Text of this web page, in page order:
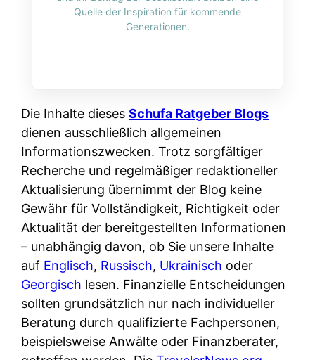
r
h
i
e
r
e
n
r
u
s
s
i
s
c
h
l
W
t
i
r
k
c
s
n
d
e
r
S
c
h
u
t
z
d
e
r
Quelle der Inspiration für kommende
Generationen.
Die Inhalte diesesSchufa Ratgeber Blogs
dienen ausschließlich allgemeinen
Informationszwecken. Trotz sorgfältiger
Recherche und regelmäßiger redaktioneller
Aktualisierung übernimmt der Blog keine
Gewähr für Vollständigkeit, Richtigkeit oder
Aktualität der bereitgestellten Informationen
– unabhängig davon, ob Sie unsere Inhalte
auf Englisch, Russisch, Ukrainisch oder
Georgisch lesen. Finanzielle Entscheidungen
sollten grundsätzlich nur nach individueller
Beratung durch qualifizierte Fachpersonen,
beispielsweise Anwälte oder Finanzberater,